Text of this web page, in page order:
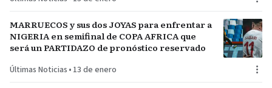
MARRUECOS y sus dos JOYAS para enfrentar a
NIGERIA en semifinal de COPA AFRICA que
será un PARTIDAZO de pronóstico reservado
Últimas Noticias • 13 de enero